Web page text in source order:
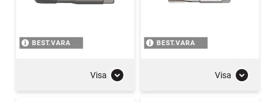
BEST.VARA
Visa
BEST.VARA
Visa